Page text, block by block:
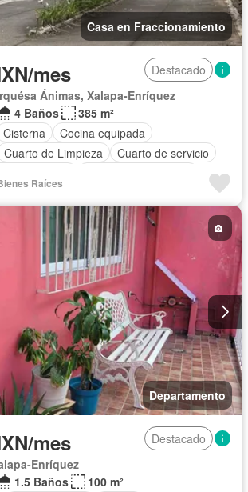
Casa en Fraccionamiento
mes
Destacado
Ánimas, Xalapa-Enríquez
4 Baños
385 m²
Cisterna
Cocina equipada
Cuarto de Limpieza
Cuarto de servicio
Vista panorámica
Sin amueblar
Raíces
Departamento
mes
Destacado
Enríquez
1.5 Baños
100 m²